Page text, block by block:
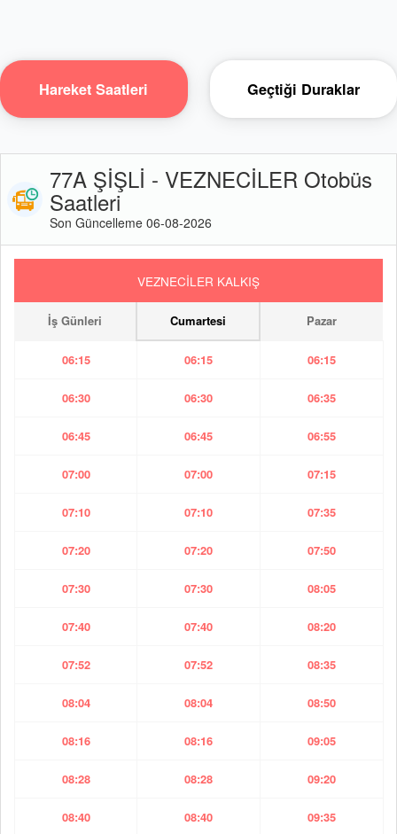
Hareket Saatleri Geçtiği Duraklar
77A ŞİŞLİ - VEZNECİLER Otobüs
Saatleri
Son Güncelleme 06-08-2026
VEZNECİLER KALKIŞ
İş Günleri Cumartesi Pazar
06:15 06:15 06:15
06:30 06:30 06:35
06:45 06:45 06:55
07:00 07:00 07:15
07:10 07:10 07:35
07:20 07:20 07:50
07:30 07:30 08:05
07:40 07:40 08:20
07:52 07:52 08:35
08:04 08:04 08:50
08:16 08:16 09:05
08:28 08:28 09:20
08:40 08:40 09:35